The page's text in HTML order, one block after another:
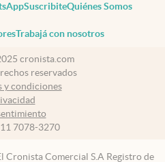
SuscribiteQuiénes Somos
Trabajá con nosotros
cronista.com
reservados
y condiciones
7078-3270
Cronista Comercial S.A Registro de